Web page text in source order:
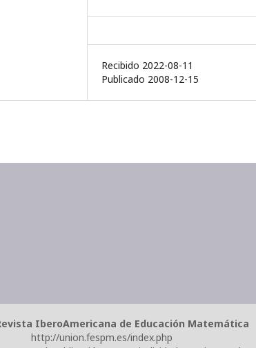
Recibido 2022-08-11
Publicado 2008-12-15
IberoAmericana de Educación Matemática
http://union.fespm.es/index.php